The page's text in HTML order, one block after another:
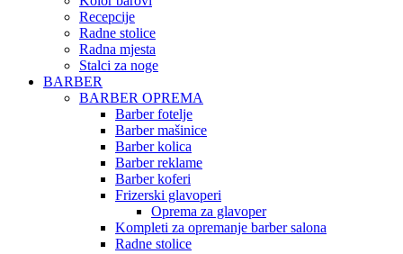
Recepcije
Radne stolice
Radna mjesta
Stalci za noge
BARBER
BARBER OPREMA
Barber fotelje
Barber mašinice
Barber kolica
Barber reklame
Barber koferi
Frizerski glavoperi
Oprema za glavoper
Kompleti za opremanje barber salona
Radne stolice